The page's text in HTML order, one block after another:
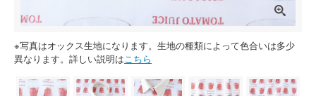
※写真はオックス生地になります。生地の種類によって色合いは多少
異なります。詳しい説明はこちら